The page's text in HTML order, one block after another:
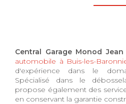
Central Garage Monod Jean
automobile à Buis-les-
d'expérience dans le
Spécialisé dans le
propose également des
en conservant la garantie